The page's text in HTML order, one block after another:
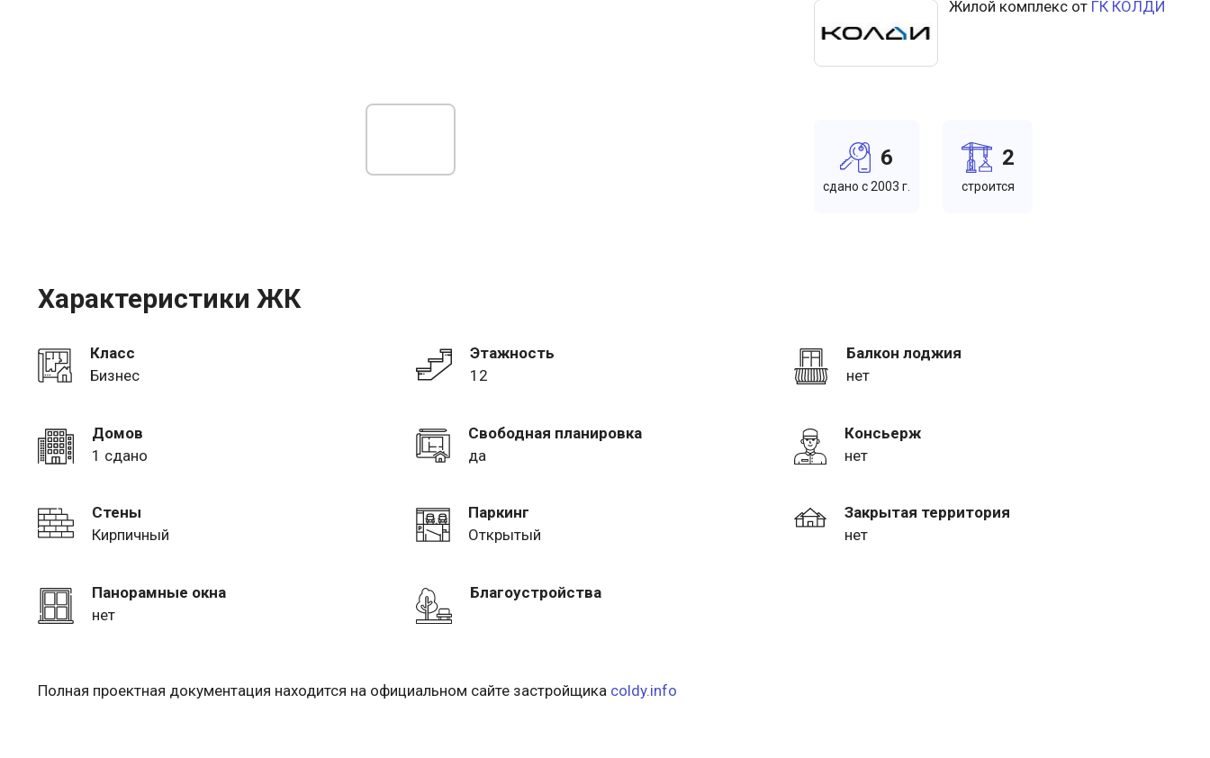
Жилой комплекс от ГК КОЛДИ
6
cдано c 2003 г.
2
cтроится
Характеристики ЖК
Класс
Бизнес
Этажность
12
Балкон лоджия
нет
Домов
1 сдано
Свободная планировка
да
Консьерж
нет
Стены
Кирпичный
Паркинг
Открытый
Закрытая территория
нет
Панорамные окна
нет
Благоустройства
Полная проектная документация находится на официальном сайте застройщика coldy.info